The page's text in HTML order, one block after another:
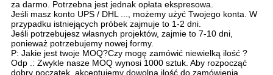
za darmo. Potrzebna jest jednak opłata ekspresowa.
Jeśli masz konto UPS / DHL ..., możemy użyć Twojego konta. W
przypadku istniejących próbek zajmuje to 1-2 dni.
Jeśli potrzebujesz własnych projektów, zajmie to 7-10 dni,
ponieważ potrzebujemy nowej formy.
P: Jakie jest twoje MOQ?Czy mogę zamówić niewielką ilość ?
Odp .: Zwykle nasze MOQ wynosi 1000 sztuk. Aby rozpocząć
dobry początek, akceptujemy dowolną ilość do zamówienia